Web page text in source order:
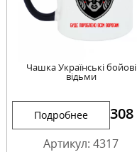
Чашка Українські бойові
відьми
Подробнее 308
Артикул: 4317